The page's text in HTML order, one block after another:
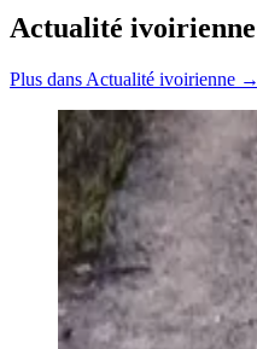
Actualité ivoirienne
Plus dans Actualité ivoirienne →